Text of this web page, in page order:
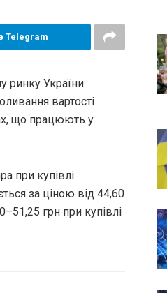
Telegram
ринку України
вартості
що працюють у
при купівлі
за ціною від 44,60
грн при купівлі